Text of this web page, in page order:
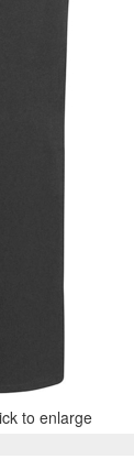
to enlarge